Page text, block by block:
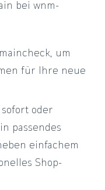
bei wnm-
um
für Ihre neue
oder
passendes
einfachem
Shop-